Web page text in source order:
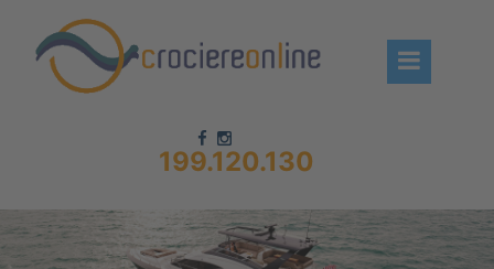
199.120.130
Chi siamo – CrociereOnLine